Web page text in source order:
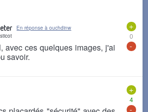
+
0
-
En réponse à ouchdinw
avec ces quelques images, j'ai
savoir.
+
4
-